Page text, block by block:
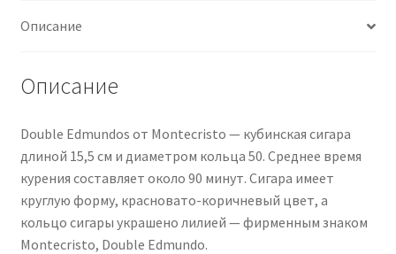
Описание
Описание
Double Edmundos от Montecristo — кубинская сигара
длиной 15,5 см и диаметром кольца 50. Среднее время
курения составляет около 90 минут. Сигара имеет
круглую форму, красновато-коричневый цвет, а
кольцо сигары украшено лилией — фирменным знаком
Montecristo, Double Edmundo.